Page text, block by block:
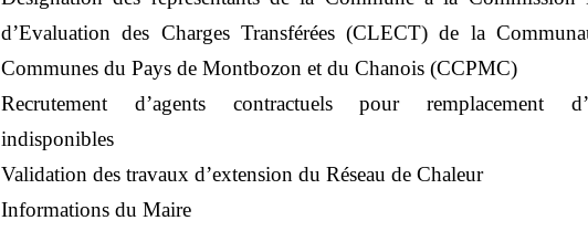
d’Evaluation des Charges Transférées (CLECT) de la
Communes du Pays de Montbozon et du Chanois (CCPMC)
Recrutement d’agents contractuels pour remplacement
indisponibles
Validation des travaux d’extension du Réseau de Chaleur
Informations du Maire